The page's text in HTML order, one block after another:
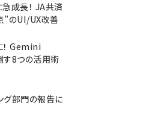
成長！ JA共済
”のUI/UX改善
！ Gemini
8つの活用術
グ部門の報告に